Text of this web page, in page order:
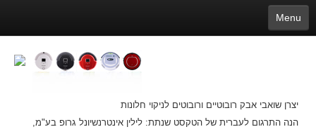
Menu
Deutsch
Português 日本語
Română Mongolian bāṅlā Norsk
Türkçe
Ўзбек тили
india Tiếng Việt íslenska Estonia
Bulgarian
יצרן שואבי אבק רובוטיים ורובוטים לניקוי חלונות
הנה התרגום לעברית של הטקסט שנתת: לילין אינטרנשיונל גרופ בע"מ,